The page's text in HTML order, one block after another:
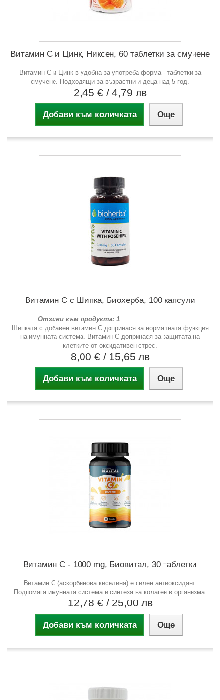
Витамин С и Цинк, Никсен, 60 таблетки за смучене
Витамин С и Цинк в удобна за употреба форма - таблетки за
смучене. Подходящи за възрастни и деца над 5 год.
2,45 € / 4,79 лв
Добави към количката Още
Витамин С с Шипка, Биохерба, 100 капсули
Отзиви към продукта: 1
Шипката с добавен витамин С допринася за нормалната функция
на имунната система. Витамин С допринася за защитата на
клетките от оксидативен стрес.
8,00 € / 15,65 лв
Добави към количката Още
Витамин С - 1000 mg, Биовитал, 30 таблетки
Витамин С (аскорбинова киселина) е силен антиоксидант.
Подпомага имунната система и синтеза на колаген в организма.
12,78 € / 25,00 лв
Добави към количката Още